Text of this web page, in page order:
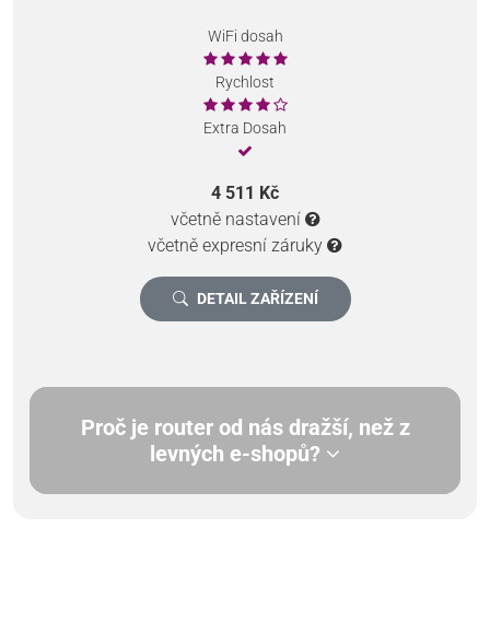
WiFi dosah
Rychlost
Extra Dosah
4 511 Kč
včetně nastavení
včetně expresní záruky
DETAIL ZAŘÍZENÍ
Proč je router od nás dražší, než z
levných e-shopů?